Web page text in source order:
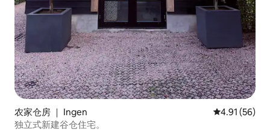
农家仓房 ｜ Ingen 平均评分
4.91 (56)
独立式新建谷仓住宅。